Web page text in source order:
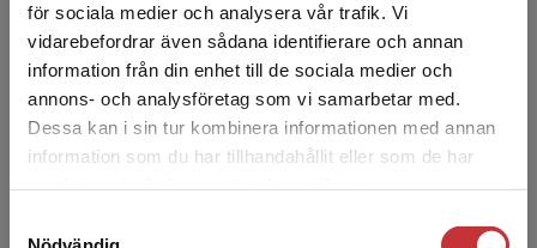
för sociala medier och analysera vår trafik. Vi
vidarebefordrar även sådana identifierare och annan
information från din enhet till de sociala medier och
annons- och analysföretag som vi samarbetar med.
Dessa kan i sin tur kombinera informationen med annan
information som du har tillhandahållit eller som de har
Begränsad fraktregion
Det verkar som att du besöker
studentlitteratur.se via en enhet utanför Sverige.
Vi erbjuder inte leveranser utanför Sverige. För
Bodil Wilde Larsson
Bodil Wilde-Larsson är leg. sjuksköterska och